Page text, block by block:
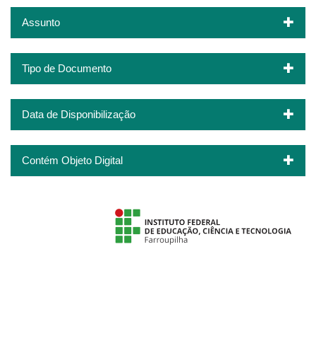
Assunto
Tipo de Documento
Data de Disponibilização
Contém Objeto Digital